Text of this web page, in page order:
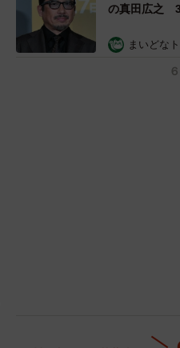
の真田広之
「ガチヒロさ
まいどな